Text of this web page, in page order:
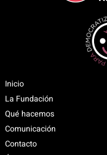
Inicio
La Fundación
Qué hacemos
Comunicación
Contacto